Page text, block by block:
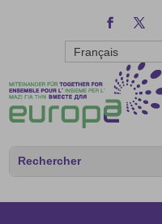
Français